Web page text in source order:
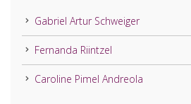
Gabriel Artur Schweiger
Fernanda Riintzel
Caroline Pimel Andreola